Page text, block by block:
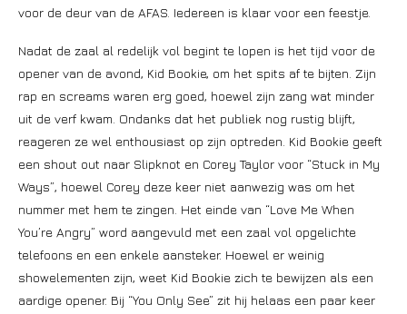
voor de deur van de AFAS. Iedereen is klaar voor een feestje.
Nadat de zaal al redelijk vol begint te lopen is het tijd voor de
opener van de avond, Kid Bookie, om het spits af te bijten. Zijn
rap en screams waren erg goed, hoewel zijn zang wat minder
uit de verf kwam. Ondanks dat het publiek nog rustig blijft,
reageren ze wel enthousiast op zijn optreden. Kid Bookie geeft
een shout out naar Slipknot en Corey Taylor voor “Stuck in My
Ways”, hoewel Corey deze keer niet aanwezig was om het
nummer met hem te zingen. Het einde van “Love Me When
You’re Angry” word aangevuld met een zaal vol opgelichte
telefoons en een enkele aansteker. Hoewel er weinig
showelementen zijn, weet Kid Bookie zich te bewijzen als een
aardige opener. Bij “You Only See” zit hij helaas een paar keer